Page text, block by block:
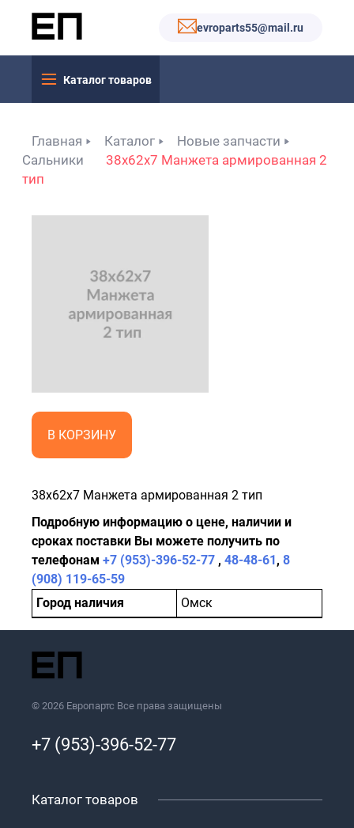
evroparts55@mail.ru
Каталог товаров
Главная Каталог
Новые запчасти
Сальники
38x62x7 Манжета армированная 2
тип
В КОРЗИНУ
38x62x7 Манжета армированная 2 тип
Подробную информацию о цене, наличии и
сроках поставки Вы можете получить по
телефонам +7 (953)-396-52-77 , 48-48-61, 8
(908) 119-65-59
Город наличия
Омск
© 2026 Европартс Все права защищены
+7 (953)-396-52-77
Каталог товаров